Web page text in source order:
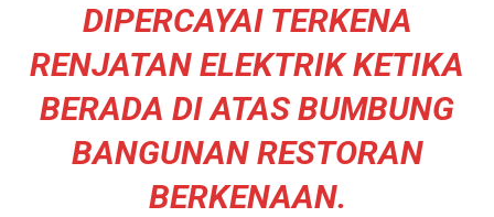
DIPERCAYAI TERKENA
RENJATAN ELEKTRIK KETIKA
BERADA DI ATAS BUMBUNG
BANGUNAN RESTORAN
BERKENAAN.